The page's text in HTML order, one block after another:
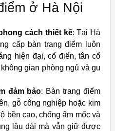
ở Hà Nội
cách thiết kế: Tại Hà
cấp bàn trang điểm luôn
hiện đại, cổ điển, tân cổ
gian phòng ngủ và gu
đảm bảo: Bàn trang điểm
gỗ công nghiệp hoặc kim
bền cao, chống ẩm mốc và
lâu dài mà vẫn giữ được